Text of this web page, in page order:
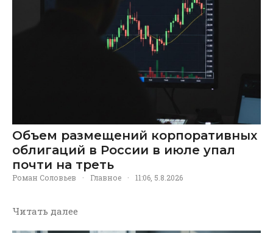
Объем размещений корпоративных
облигаций в России в июле упал
почти на треть
Роман Соловьев · Главное · 11:06, 5.8.2026
Читать далее